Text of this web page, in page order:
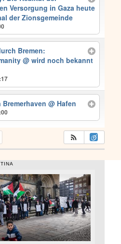
Versorgung in Gaza heute
der Zionsgemeinde
Bremen:
@ wird noch bekannt
Bremerhaven@ Hafen